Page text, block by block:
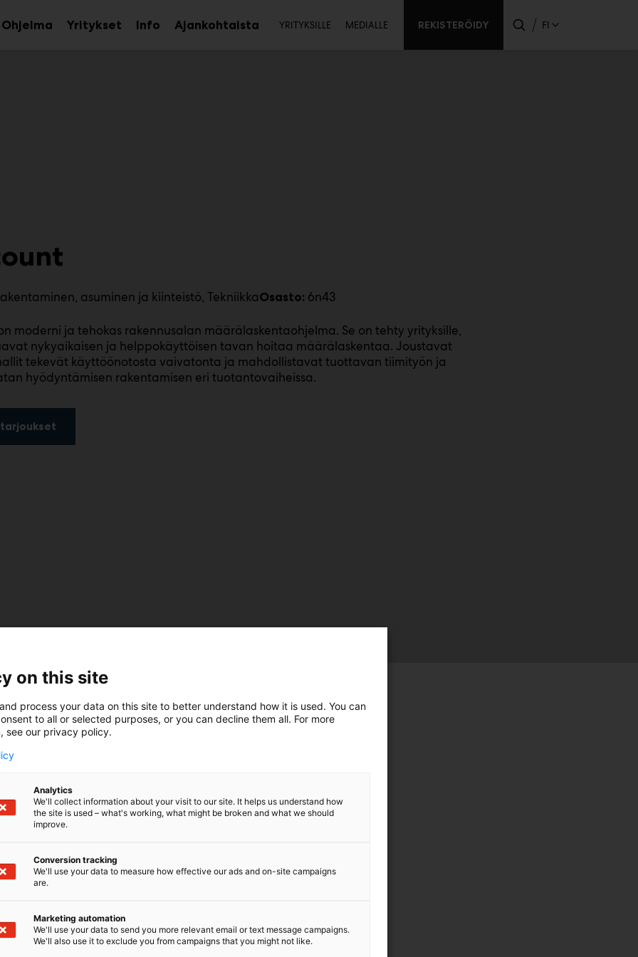
Ohjelma YrityksetAvaaInfoAvaaAjankohtaista Toissijainen
YRITYKSILLE MEDIALLE REKISTERÖIDY FI
asuminen ja kiinteistö TekniikkaOsasto: 6n43
moderni ja tehokas rakennusalan määrälaskentaohjelma. Se on tehty yrityksille,
nykyaikaisen ja helppokäyttöisen tavan hoitaa määrälaskentaa. Joustavat
tekevät käyttöönotosta vaivatonta ja mahdollistavat tuottavan tiimityön ja
hyödyntämisen rakentamisen eri tuotantovaiheissa.
Kuvaa ei löytynyt
on this site
process your data on this site to better understand how it is used. You can
to all or selected purposes, or you can decline them all. For more
see our privacy policy.
Analytics
We'll collect information about your visit to our site. It helps us understand how
the site is used – what's working, what might be broken and what we should
improve.
Conversion tracking
We'll use your data to measure how effective our ads and on-site campaigns
are.
Marketing automation
We'll use your data to send you more relevant email or text message campaigns.
We'll also use it to exclude you from campaigns that you might not like.